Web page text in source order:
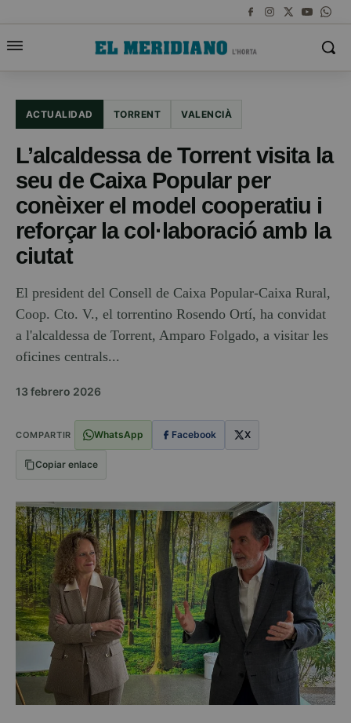
ACTUALIDAD TORRENT VALENCIÀ
L’alcaldessa de Torrent visita la
seu de Caixa Popular per
conèixer el model cooperatiu i
reforçar la col·laboració amb la
ciutat
El president del Consell de Caixa Popular-Caixa Rural,
Coop. Cto. V., el torrentino Rosendo Ortí, ha convidat
a l'alcaldessa de Torrent, Amparo Folgado, a visitar les
oficines centrals...
13 febrero 2026
COMPARTIR WhatsApp Facebook X
Copiar enlace